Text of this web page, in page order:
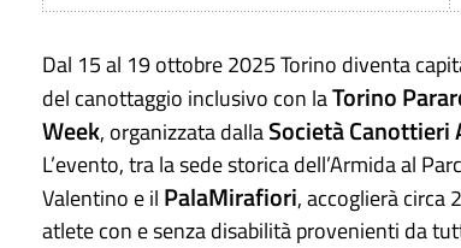
Dal 15 al 19 ottobre 2025 Torino diventa
del canottaggio inclusivo con laTorino
Week, organizzata dallaSocietà Canottieri
L’evento, tra la sede storica dell’Armida al
Valentino e il PalaMirafiori, accoglierà circa
atlete con e senza disabilità provenienti da